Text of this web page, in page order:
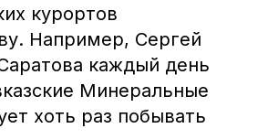
курортов
Например, Сергей
каждый день
Минеральные
хоть раз побывать